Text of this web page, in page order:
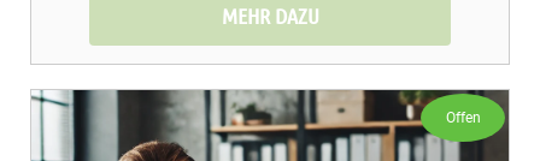
MEHR DAZU
Offen